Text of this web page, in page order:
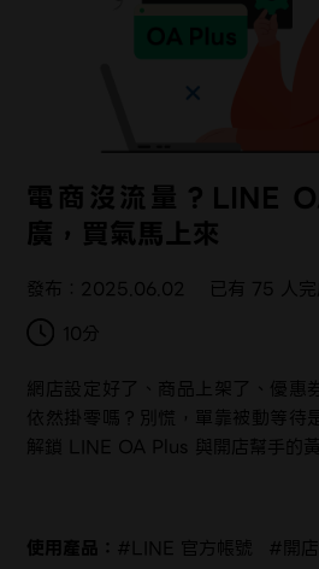
電商沒流量？LINE
廣，買氣馬上來
發布：2025.06.02 已有 75 人
10分
網店設定好了、商品上架了、優惠
依然掛零嗎？別慌，單靠被動等待
解鎖 LINE OA Plus 與開店幫手的黃
使用產品： LINE 官方帳號 開